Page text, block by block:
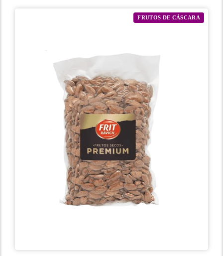
FRUTOS DE CÁSCARA